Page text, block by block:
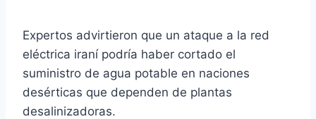
Expertos advirtieron que un ataque a la red
eléctrica iraní podría haber cortado el
suministro de agua potable en naciones
desérticas que dependen de plantas
desalinizadoras.